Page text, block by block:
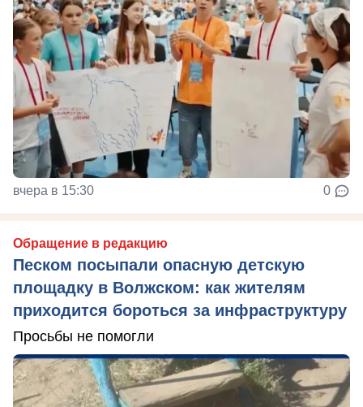
вчера в 15:30 0
Обращение в редакцию
Песком посыпали опасную детскую
площадку в Волжском: как жителям
приходится бороться за инфраструктуру
Просьбы не помогли